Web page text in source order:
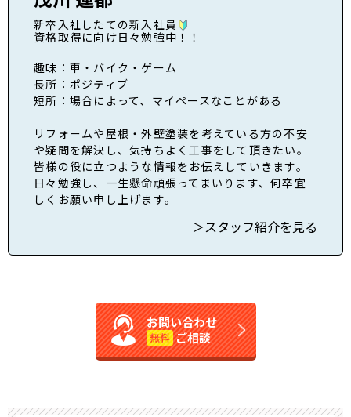
新卒入社したての新入社員
資格取得に向け日々勉強中！！
趣味：車・バイク・ゲーム
長所：ポジティブ
短所：場合によって、マイペースなことがある
リフォームや屋根・外壁塗装を考えている方の不安
や疑問を解決し、気持ちよく工事をして頂きたい。
皆様の役に立つような情報をお伝えしていきます。
日々勉強し、一生懸命頑張ってまいります、何卒宜
しくお願い申し上げます。
＞スタッフ紹介を見る
お問い合わせ
無料 ご相談